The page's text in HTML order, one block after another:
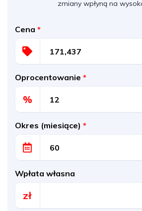
zmiany wpłyną na
Cena *
Oprocentowanie *
%
Okres (miesiące) *
Wpłata własna
zł